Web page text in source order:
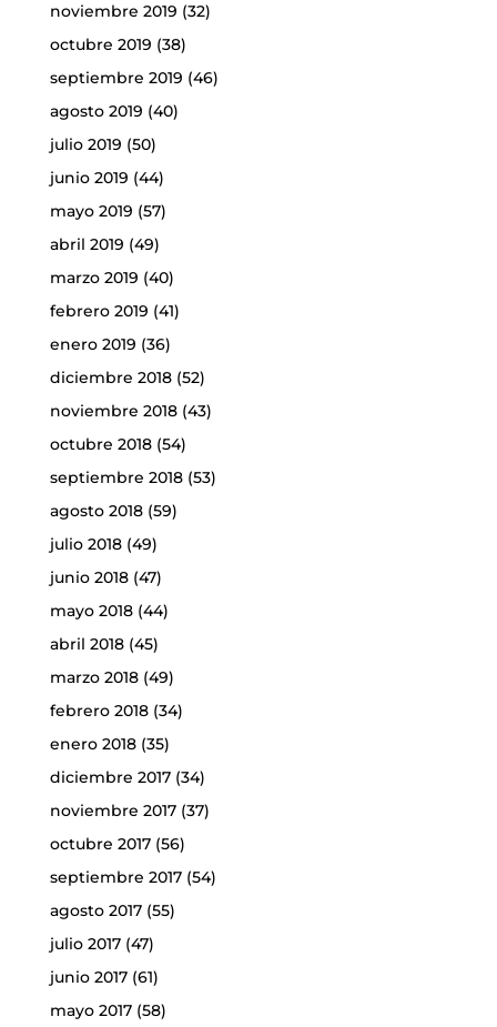
noviembre 2019 (32)
octubre 2019 (38)
septiembre 2019 (46)
agosto 2019 (40)
julio 2019 (50)
junio 2019 (44)
mayo 2019 (57)
abril 2019 (49)
marzo 2019 (40)
febrero 2019 (41)
enero 2019 (36)
diciembre 2018(52)
noviembre 2018(43)
octubre 2018(54)
septiembre 2018(53)
agosto 2018(59)
julio 2018(49)
junio 2018(47)
mayo 2018(44)
abril 2018(45)
marzo 2018(49)
febrero 2018(34)
enero 2018(35)
diciembre 2017(34)
noviembre 2017(37)
octubre 2017(56)
septiembre 2017(54)
agosto 2017(55)
julio 2017(47)
junio 2017(61)
mayo 2017(58)